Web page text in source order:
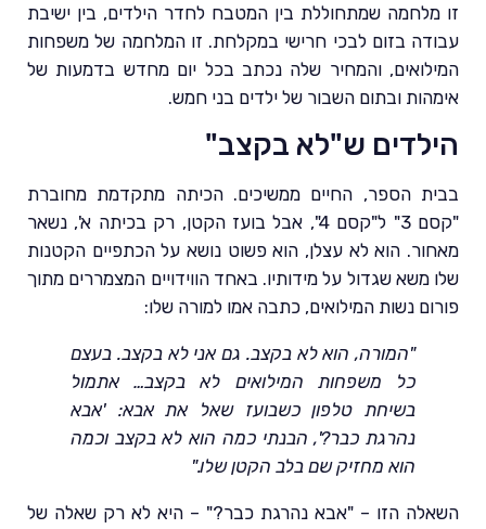
זו מלחמה שמתחוללת בין המטבח לחדר הילדים, בין ישיבת
עבודה בזום לבכי חרישי במקלחת. זו המלחמה של משפחות
המילואים, והמחיר שלה נכתב בכל יום מחדש בדמעות של
אימהות ובתום השבור של ילדים בני חמש.
הילדים ש"לא בקצב"
בבית הספר, החיים ממשיכים. הכיתה מתקדמת מחוברת
"קסם 3" ל"קסם 4", אבל בועז הקטן, רק בכיתה א', נשאר
מאחור. הוא לא עצלן, הוא פשוט נושא על הכתפיים הקטנות
שלו משא שגדול על מידותיו. באחד הווידויים המצמררים מתוך
פורום נשות המילואים, כתבה אמו למורה שלו:
"המורה, הוא לא בקצב. גם אני לא בקצב. בעצם
כל משפחות המילואים לא בקצב… אתמול
בשיחת טלפון כשבועז שאל את אבא: 'אבא
נהרגת כבר?', הבנתי כמה הוא לא בקצב וכמה
הוא מחזיק שם בלב הקטן שלו."
השאלה הזו – "אבא נהרגת כבר?" – היא לא רק שאלה של